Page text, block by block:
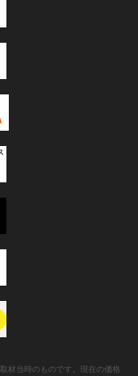
材当時のものです。現在の価格